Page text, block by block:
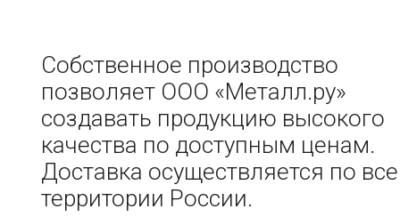
Собственное производство
позволяет ООО «Металл.ру»
создавать продукцию высокого
качества по доступным ценам.
Доставка осуществляется по
территории России.